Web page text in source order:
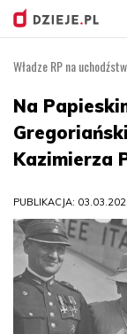
Władze RP na
Na
Kazimierza
PUBLIKACJA: